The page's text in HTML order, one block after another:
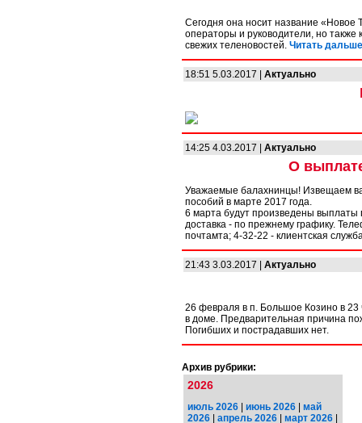
Сегодня она носит название «Новое
операторы и руководители, но также
свежих теленовостей. Читать
18:51 5.03.2017 | Актуально
14:25 4.03.2017 | Актуально
О
Уважаемые балахнинцы! Извещаем
пособий в марте 2017 года.
6 марта будут произведены выплаты
доставка - по прежнему графику.
почтамта; 4-32-22 - клиентская
21:43 3.03.2017 | Актуально
26 февраля в п. Большое Козино в
в доме. Предварительная причина
Погибших и пострадавших нет.
Архив рубрики:
2026
июль 2026 | июнь 2026 | май
2026 | апрель 2026 | март 2026 |